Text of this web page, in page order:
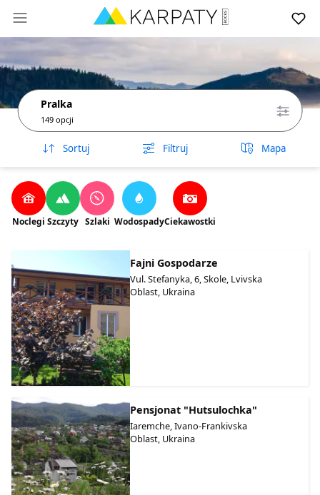
Pralka
149 opcji
Sortuj Filtruj Mapa
Noclegi Szczyty Szlaki WodospadyCiekawostki
Fajni Gospodarze
Vul. Stefanyka, 6, Skole, Lvivska
Oblast, Ukraina
Pensjonat "Hutsulochka"
Iaremche, Ivano-Frankivska
Oblast, Ukraina